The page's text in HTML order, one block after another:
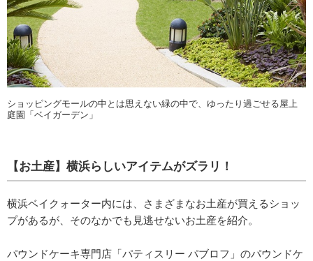
ショッピングモールの中とは思えない緑の中で、ゆったり過ごせる屋上
庭園「ベイガーデン」
【お土産】横浜らしいアイテムがズラリ！
横浜ベイクォーター内には、さまざまなお土産が買えるショッ
プがあるが、そのなかでも見逃せないお土産を紹介。
パウンドケーキ専門店「パティスリー パブロフ」のパウンドケ